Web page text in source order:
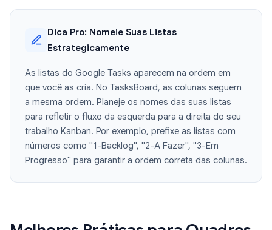
Dica Pro: Nomeie Suas Listas
Estrategicamente
As listas do Google Tasks aparecem na ordem em
que você as cria. No TasksBoard, as colunas seguem
a mesma ordem. Planeje os nomes das suas listas
para refletir o fluxo da esquerda para a direita do seu
trabalho Kanban. Por exemplo, prefixe as listas com
números como "1-Backlog", "2-A Fazer", "3-Em
Progresso" para garantir a ordem correta das colunas.